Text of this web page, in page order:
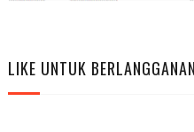
LIKE UNTUK